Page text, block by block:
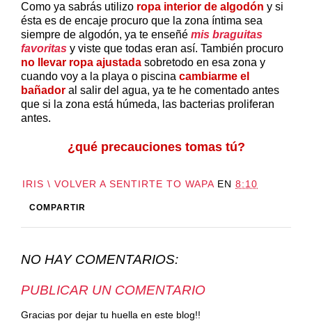
Como ya sabrás utilizo ropa interior de algodón y si
ésta es de encaje procuro que la zona íntima sea
siempre de algodón, ya te enseñé mis braguitas
favoritas y viste que todas eran así. También procuro
no llevar ropa ajustada sobretodo en esa zona y
cuando voy a la playa o piscina cambiarme el
bañador al salir del agua, ya te he comentado antes
que si la zona está húmeda, las bacterias proliferan
antes.
¿qué precauciones tomas tú?
IRIS \ VOLVER A SENTIRTE TO WAPA EN 8:10
COMPARTIR
NO HAY COMENTARIOS:
PUBLICAR UN COMENTARIO
Gracias por dejar tu huella en este blog!!